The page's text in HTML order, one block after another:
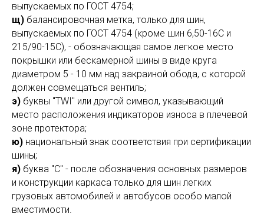
выпускаемых по ГОСТ 4754;
щ) балансировочная метка, только для шин,
выпускаемых по ГОСТ 4754 (кроме шин 6,50-16С и
215/90-15С), - обозначающая самое легкое место
покрышки или бескамерной шины в виде круга
диаметром 5 - 10 мм над закраиной обода, с которой
должен совмещаться вентиль;
э) буквы "TWI" или другой символ, указывающий
место расположения индикаторов износа в плечевой
зоне протектора;
ю) национальный знак соответствия при сертификации
шины;
я) буква "С" - после обозначения основных размеров
и конструкции каркаса только для шин легких
грузовых автомобилей и автобусов особо малой
вместимости.